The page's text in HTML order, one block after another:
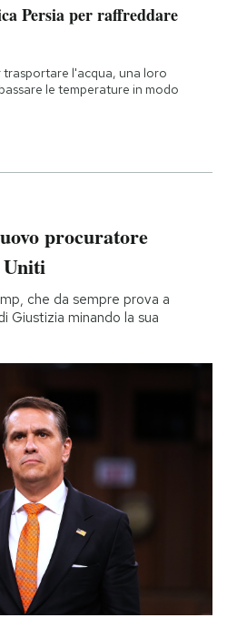
Persia per raffreddare
l'acqua, una loro
le temperature in modo
procuratore
Uniti
che da sempre prova a
Giustizia minando la sua